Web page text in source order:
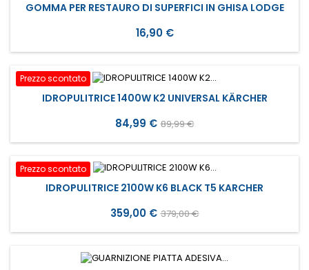
GOMMA PER RESTAURO DI SUPERFICI IN GHISA LODGE
Prezzo
16,90 €
Prezzo scontato
IDROPULITRICE 1400W K2 UNIVERSAL KÄRCHER
Prezzo
84,99 € Prezzo
base
89,99 €
Prezzo scontato
IDROPULITRICE 2100W K6 BLACK T5 KARCHER
Prezzo
359,00 € Prezzo
base
379,00 €